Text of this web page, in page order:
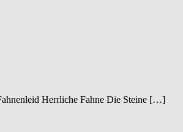
Herrliche Fahne Die Steine […]